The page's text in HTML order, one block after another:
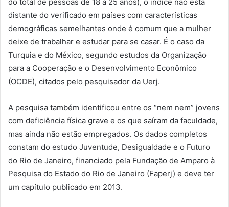
distante do verificado em países com características
demográficas semelhantes onde é comum que a mulher
deixe de trabalhar e estudar para se casar. É o caso da
Turquia e do México, segundo estudos da Organização
para a Cooperação e o Desenvolvimento Econômico
(OCDE), citados pelo pesquisador da Uerj.
A pesquisa também identificou entre os “nem nem” jovens
com deficiência física grave e os que saíram da faculdade,
mas ainda não estão empregados. Os dados completos
constam do estudo Juventude, Desigualdade e o Futuro
do Rio de Janeiro, financiado pela Fundação de Amparo à
Pesquisa do Estado do Rio de Janeiro (Faperj) e deve ter
um capítulo publicado em 2013.